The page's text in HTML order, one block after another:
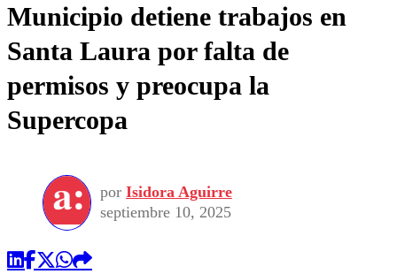
Municipio detiene trabajos en
Santa Laura por falta de
permisos y preocupa la
Supercopa
por Isidora Aguirre
septiembre 10, 2025